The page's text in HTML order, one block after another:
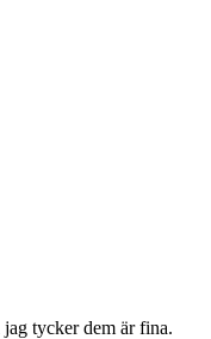
tycker dem är fina.